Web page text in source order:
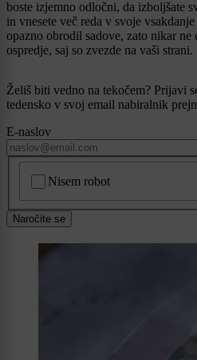
boste izjemno odločni, da izboljšate
in vnesete več reda v svoje
opazno obrodil sadove, zato nikar
ospredje, saj so zvezde na vaši strani.
Želiš biti vedno na tekočem? Prijavi
tedensko v svoj email nabiralnik
E-naslov
Nisem robot
Naročite se